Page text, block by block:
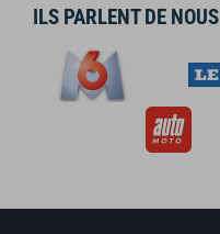
ILS PARLENT DE NOUS